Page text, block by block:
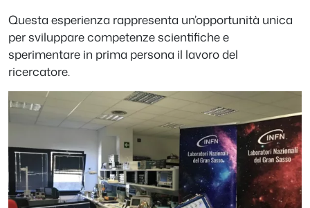
Questa esperienza rappresenta un’opportunità unica
per sviluppare competenze scientifiche e
sperimentare in prima persona il lavoro del
ricercatore.